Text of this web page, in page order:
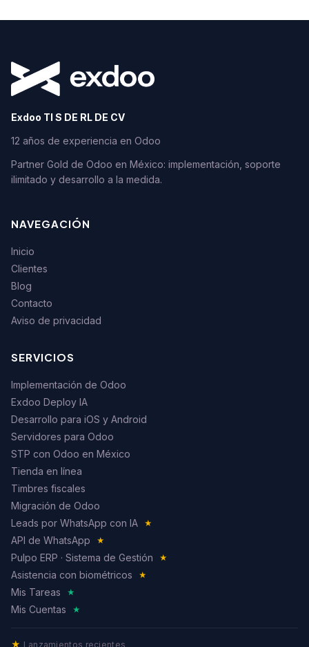
Exdoo TI S DE RL DE CV
12 años de experiencia en Odoo
Partner Gold de Odoo en México: implementación, soporte
ilimitado y desarrollo a la medida.
NAVEGACIÓN
Inicio
Clientes
Blog
Contacto
Aviso de privacidad
SERVICIOS
Implementación de Odoo
Exdoo Deploy IA
Desarrollo para iOS y Android
Servidores para Odoo
STP con Odoo en México
Tienda en línea
Timbres fiscales
Migración de Odoo
Leads por WhatsApp con IA
★
API de WhatsApp ★
Pulpo ERP · Sistema de Gestión ★
Asistencia con biométricos ★
Mis Tareas ★
Mis Cuentas ★
★ Lanzamientos recientes